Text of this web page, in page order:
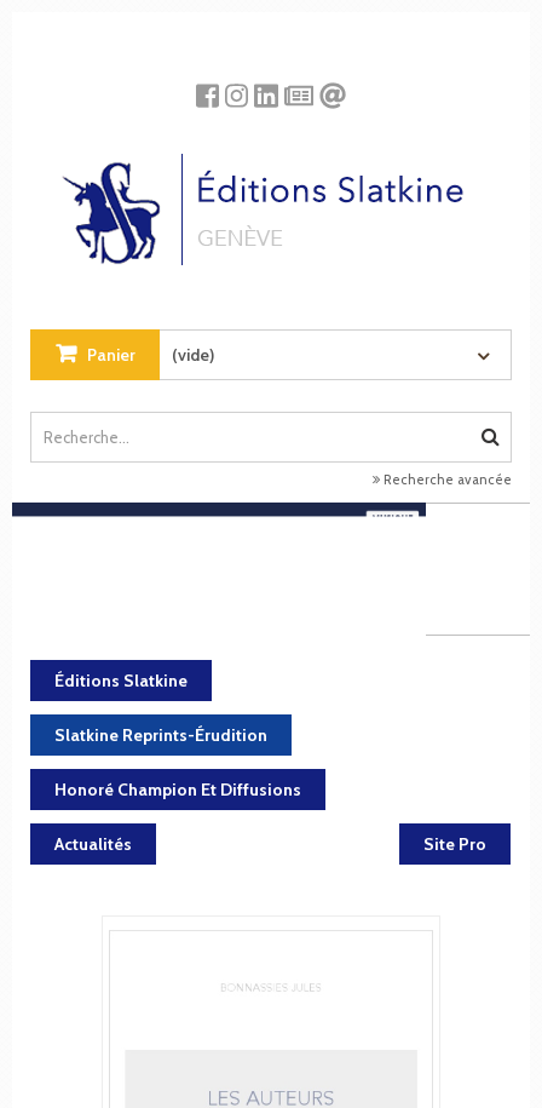
Panier (vide)
Recherche avancée
Éditions Slatkine
Slatkine Reprints-Érudition
Honoré Champion Et Diffusions
Actualités Site Pro